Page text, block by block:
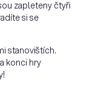
zapleteny čtyři
si se
stanovištích.
konci hry